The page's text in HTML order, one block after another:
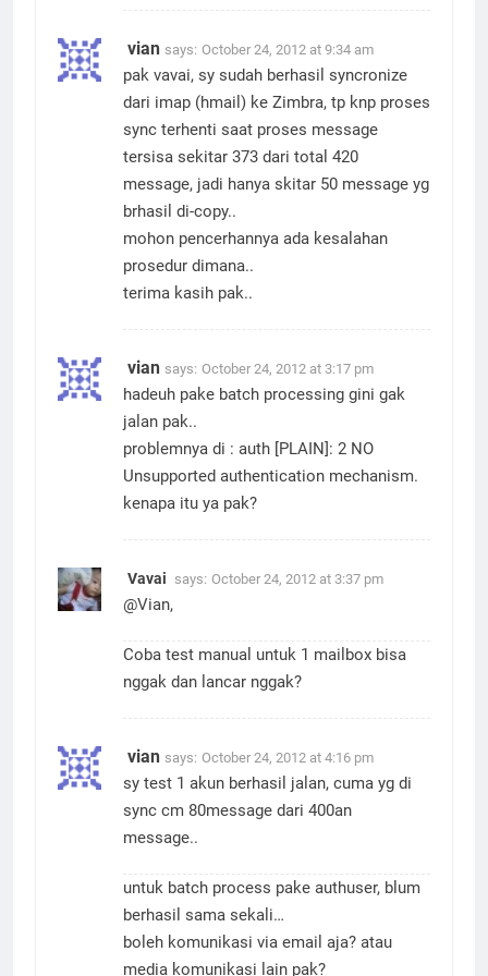
vian says: October 24, 2012 at 9:34 am
pak vavai, sy sudah berhasil syncronize
dari imap (hmail) ke Zimbra, tp knp proses
sync terhenti saat proses message
tersisa sekitar 373 dari total 420
message, jadi hanya skitar 50 message yg
brhasil di-copy..
mohon pencerhannya ada kesalahan
prosedur dimana..
vian says: October 24, 2012 at 3:17 pm
hadeuh pake batch processing gini gak
jalan pak..
problemnya di : auth [PLAIN]: 2 NO
Unsupported authentication mechanism.
Vavai
Coba test manual untuk 1 mailbox bisa
vian says: October 24, 2012 at 4:16 pm
sy test 1 akun berhasil jalan, cuma yg di
untuk batch process pake authuser, blum
berhasil sama sekali…
boleh komunikasi via email aja? atau